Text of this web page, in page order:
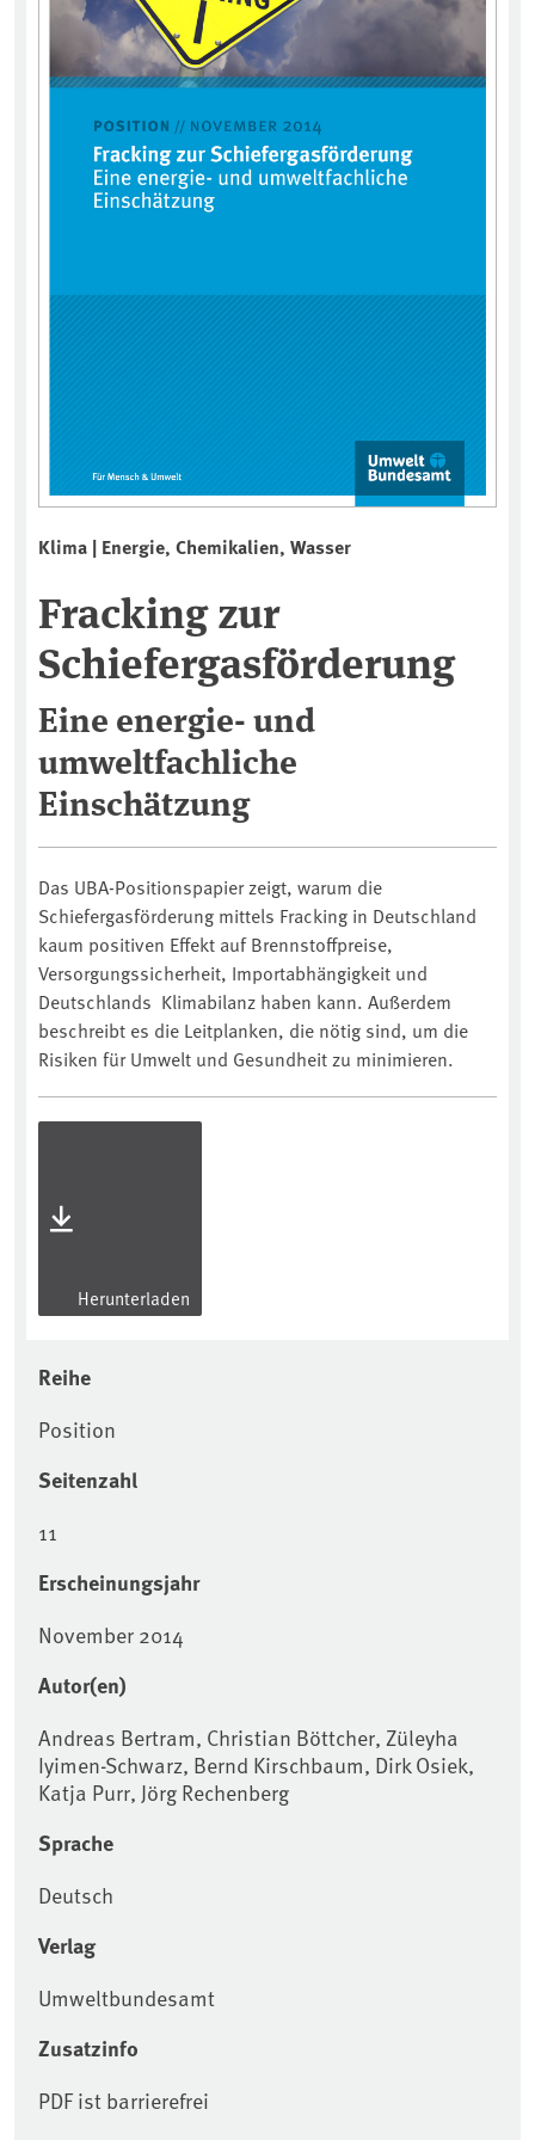
Klima | Energie, Chemikalien, Wasser
Fracking zur
Schiefergasförderung
Eine energie- und
umweltfachliche
Einschätzung
Das UBA-Positionspapier zeigt, warum die
Schiefergasförderung mittels Fracking in Deutschland
kaum positiven Effekt auf Brennstoffpreise,
Versorgungssicherheit, Importabhängigkeit und
Deutschlands Klimabilanz haben kann. Außerdem
beschreibt es die Leitplanken, die nötig sind, um die
Risiken für Umwelt und Gesundheit zu minimieren.
Herunterladen
Reihe
Position
Seitenzahl
11
Erscheinungsjahr
November 2014
Autor(en)
Andreas Bertram, Christian Böttcher, Züleyha
Iyimen-Schwarz, Bernd Kirschbaum, Dirk Osiek,
Katja Purr, Jörg Rechenberg
Sprache
Deutsch
Verlag
Umweltbundesamt
Zusatzinfo
PDF ist barrierefrei